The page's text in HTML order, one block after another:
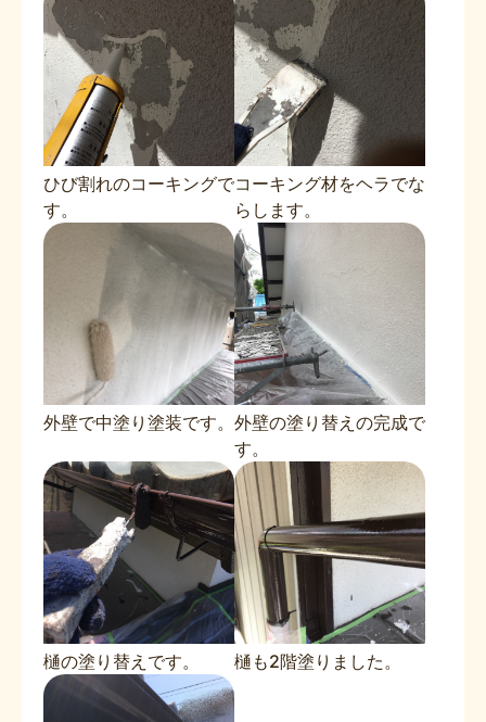
ひび割れのコーキングで
す。
コーキング材をヘラでな
らします。
外壁で中塗り塗装です。 外壁の塗り替えの完成で
す。
樋の塗り替えです。 樋も2階塗りました。